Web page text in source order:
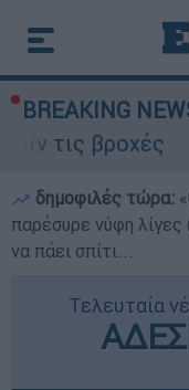
BREAKING
δημοφιλές τώρα:
παρέσυρε νύφη
να πάει σπίτι...
Τελευταία